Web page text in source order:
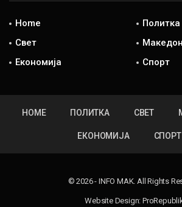
Home
Политка
Свет
Економија
Спорт
HOME ПОЛИТКА СВЕТ
ЕКОНОМИЈА СПОРТ
© 2026 - INFO MAK. All Rights
Website Design: